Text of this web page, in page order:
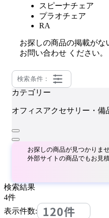
スピーナチェア
プラオチェア
RA
お探しの商品の掲載がな
お問い合わせ ください。
検索条件：
カテゴリー
オフィスアクセサリー・備
お探しの商品が見つかりま
外部サイトの商品でもお見
検索結果
4件
表示件数:
120件